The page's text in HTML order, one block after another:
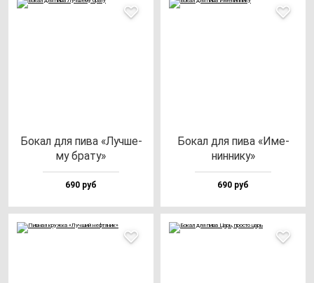
Бокал для пи­ва «Луч­ше­
му бра­ту»
690 руб
Бокал для пи­ва «Име­
нин­ни­ку»
690 руб